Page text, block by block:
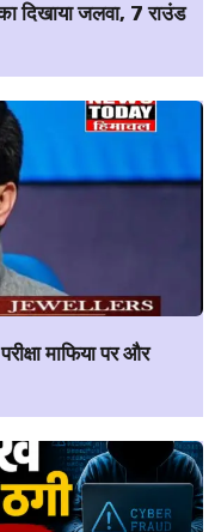
जलवा, 7 राउंड
माफिया पर और